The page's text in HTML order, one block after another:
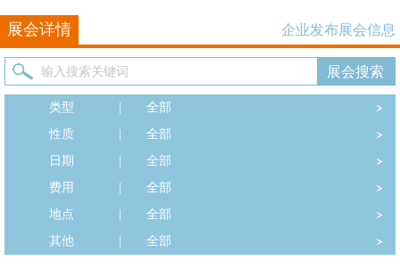
展会详情 企业发布展会信息
类型
全部
性质
全部
日期
全部
费用
全部
地点
全部
其他
全部